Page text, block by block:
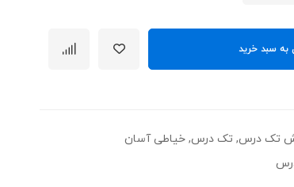
به سبد خرید
تک درس, تک درس, خیاطی آسان